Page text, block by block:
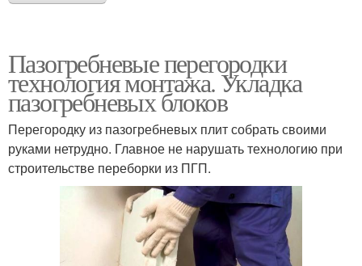
Пазогребневые перегородки
технология монтажа. Укладка
пазогребневых блоков
Перегородку из пазогребневых плит собрать своими
руками нетрудно. Главное не нарушать технологию при
строительстве переборки из ПГП.